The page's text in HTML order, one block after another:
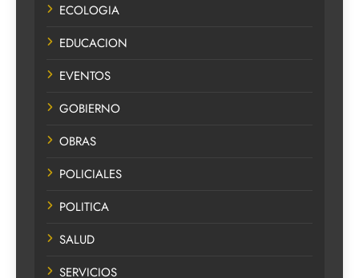
ECOLOGIA
EDUCACION
EVENTOS
GOBIERNO
OBRAS
POLICIALES
POLITICA
SALUD
SERVICIOS